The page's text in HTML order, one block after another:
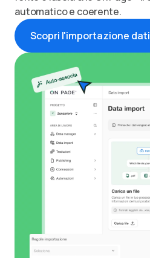
automatico e coerente.
Scopri l'importazione dati